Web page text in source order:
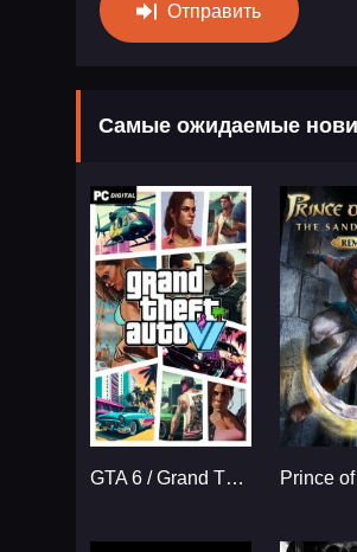
Отправить
Самые ожидаемые
GTA 6 / Grand Theft Auto VI